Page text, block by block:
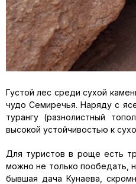
Густой лес среди сухой
чудо Семиречья. Наряду с
турангу (разнолистный
высокой устойчивостью к
Для туристов в роще есть
можно не только пообедать,
бывшая дача Кунаева,